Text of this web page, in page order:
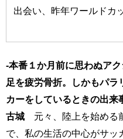
出会い、昨年ワールドカ
-本番１か月前に思わぬア
足を疲労骨折。しかもパラ
カーをしているときの出来
古城 元々、陸上を始める
で、私の生活の中心がサッ